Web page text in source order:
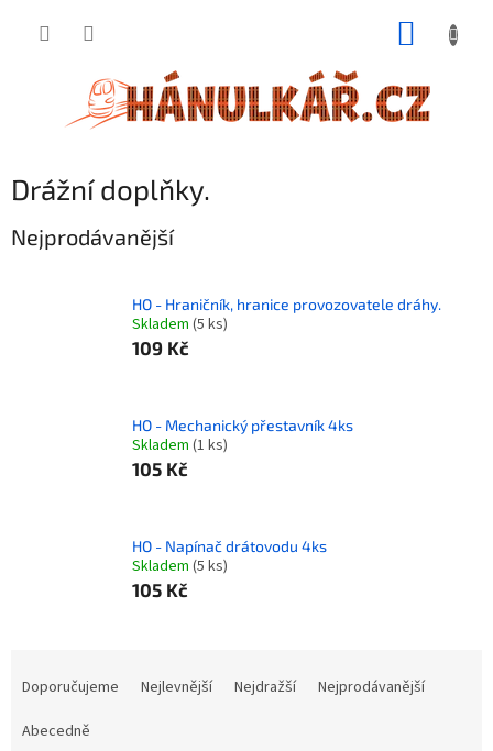
Drážní doplňky.
Nejprodávanější
HO - Hraničník, hranice provozovatele dráhy.
Skladem (5 ks)
109 Kč
HO - Mechanický přestavník 4ks
Skladem (1 ks)
105 Kč
HO - Napínač drátovodu 4ks
Skladem (5 ks)
105 Kč
Doporučujeme Nejlevnější Nejdražší
Nejprodávanější
Abecedně